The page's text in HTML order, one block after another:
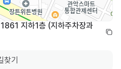
지하1층 (지하주차장과
찾기